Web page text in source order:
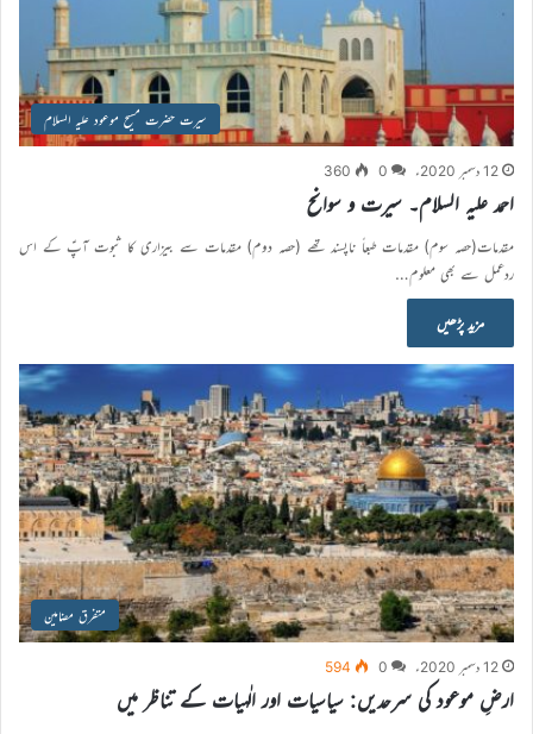
سیرت حضرت مسیح موعود علیہ السلام
12 دسمبر 2020ء 0
360
احمد علیہ السلام۔ سیرت و سوانح
مقدمات(حصہ سوم) مقدمات طبعاً ناپسند تھے (حصہ دوم) مقدمات سے بیزاری کا ثبوت آپؑ کے اس
ردعمل سے بھی معلوم…
مزید پڑھیں
متفرق مضامین
12 دسمبر 2020ء 0
594
ارضِ موعود کی سرحدیں: سیاسیات اور الٰہیات کے تناظر میں